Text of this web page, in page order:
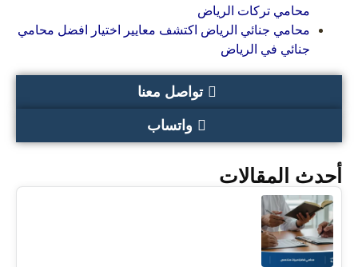
تواصل معنا
واتساب
أحدث المقالات
محامي تركات الرياض
محامي جنائي الرياض اكتشف معايير اختيار افضل محامي
جنائي في الرياض